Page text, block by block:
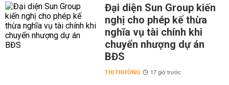
Đại diện Sun Group kiến
nghị cho phép kế thừa
nghĩa vụ tài chính khi
chuyển nhượng dự án
BĐS
THỊ TRƯỜNG 17 giờ trước